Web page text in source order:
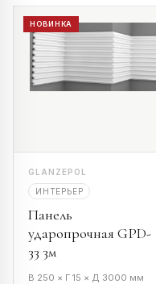
НОВИНКА
GLANZEPOL
ИНТЕРЬЕР
Панель
ударопрочная GPD-
33 3м
В 250 × Г 15 × Д 3000 мм